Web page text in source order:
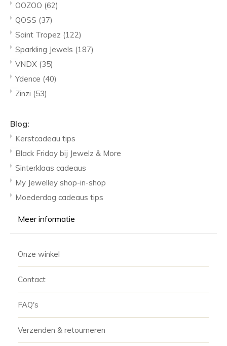
OOZOO (62)
QOSS (37)
Saint Tropez (122)
Sparkling Jewels (187)
VNDX (35)
Ydence (40)
Zinzi (53)
Blog:
Kerstcadeau tips
Black Friday bij Jewelz & More
Sinterklaas cadeaus
My Jewelley shop-in-shop
Moederdag cadeaus tips
Meer informatie
Onze winkel
Contact
FAQ's
Verzenden & retourneren